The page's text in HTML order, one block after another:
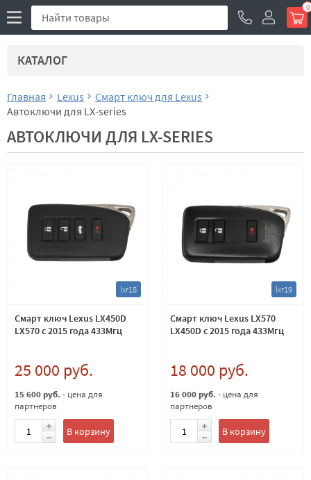
0
КАТАЛОГ
Главная Lexus
Смарт ключ для Lexus
Автоключи для LX-series
АВТОКЛЮЧИ ДЛЯ LX-SERIES
lxr18
Смарт ключ Lexus LX450D
LX570 с 2015 года 433Мгц
25 000 руб.
15 600 руб. - цена для
партнеров
В корзину
lxr19
Смарт ключ Lexus LX570
LX450D с 2015 года 433Мгц
18 000 руб.
16 000 руб. - цена для
партнеров
В корзину